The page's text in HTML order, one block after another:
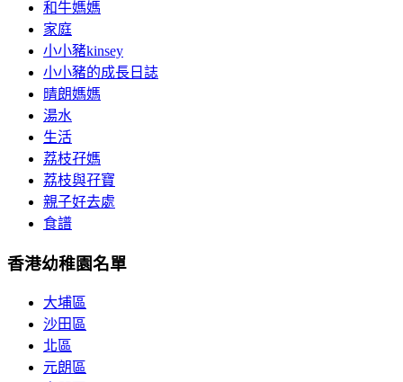
和牛媽媽
家庭
小小豬kinsey
小小豬的成長日誌
晴朗媽媽
湯水
生活
荔枝孖媽
荔枝與孖寶
親子好去處
食譜
香港幼稚園名單
大埔區
沙田區
北區
元朗區